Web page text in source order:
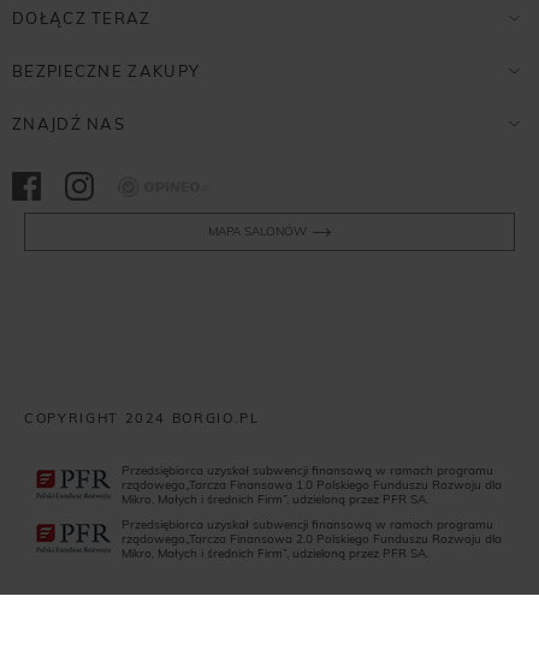
DOŁĄCZ TERAZ
BEZPIECZNE ZAKUPY
ZNAJDŹ NAS
MAPA SALONÓW
COPYRIGHT 2024 BORGIO.PL
Przedsiębiorca uzyskał subwencji finansową w ramach programu
rządowego„Tarcza Finansowa 1.0 Polskiego Funduszu Rozwoju dla
Mikro, Małych i średnich Firm”, udzieloną przez PFR SA.
Przedsiębiorca uzyskał subwencji finansową w ramach programu
rządowego„Tarcza Finansowa 2.0 Polskiego Funduszu Rozwoju dla
Mikro, Małych i średnich Firm”, udzieloną przez PFR SA.